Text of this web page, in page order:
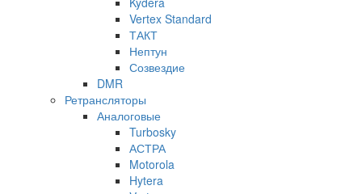
Vertex Standard
ТАКТ
Нептун
Созвездие
DMR
Ретрансляторы
Аналоговые
Turbosky
АСТРА
Motorola
Hytera